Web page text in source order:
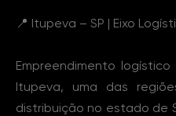
📍 Itupeva – SP | Eixo
Empreendimento logístico
Itupeva, uma das
distribuição no estado de